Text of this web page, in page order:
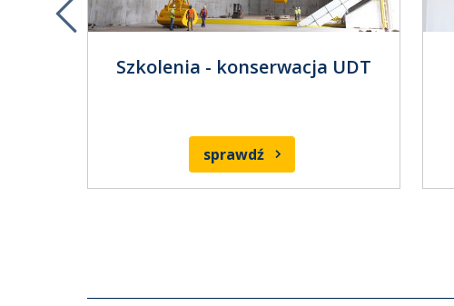
Previous
Szkolenia - konserwacja UDT
sprawdź